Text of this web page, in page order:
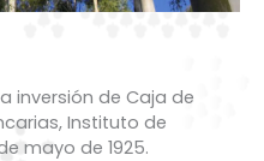
inversión de Caja de
Instituto de
mayo de 1925.